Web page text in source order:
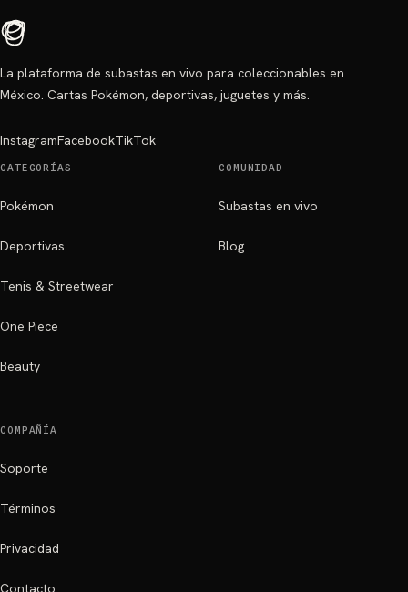
La plataforma de subastas en vivo para coleccionables en
México. Cartas Pokémon, deportivas, juguetes y más.
InstagramFacebookTikTok
CATEGORÍAS
Pokémon
Deportivas
Tenis & Streetwear
One Piece
Beauty
COMUNIDAD
Subastas en vivo
Blog
COMPAÑÍA
Soporte
Términos
Privacidad
Contacto